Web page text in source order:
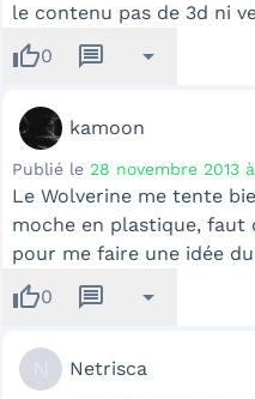
le contenu pas de 3d ni
thumb_up0 message arrow_drop_down
kamoon
Publié le 28 novembre 2013
Le Wolverine me tente
moche en plastique, faut
pour me faire une idée
thumb_up0 message arrow_drop_down
Netrisca